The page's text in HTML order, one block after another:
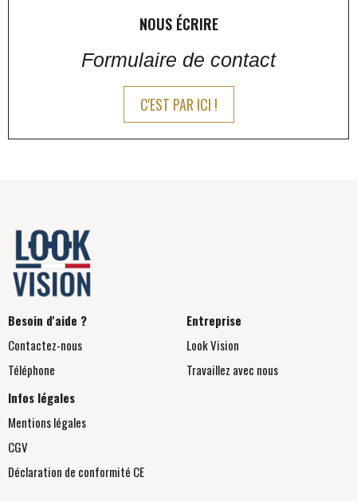
NOUS ÉCRIRE
Formulaire de contact
C'EST PAR ICI !
Besoin d'aide ?
Contactez-nous
Téléphone
Entreprise
Look Vision
Travaillez avec nous
Infos légales
Mentions légales
CGV
Déclaration de conformité CE